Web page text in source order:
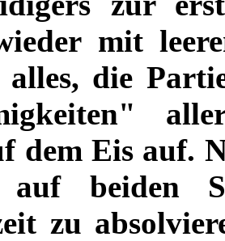
mit
alles, die
dem Eis auf.
auf beiden
zu